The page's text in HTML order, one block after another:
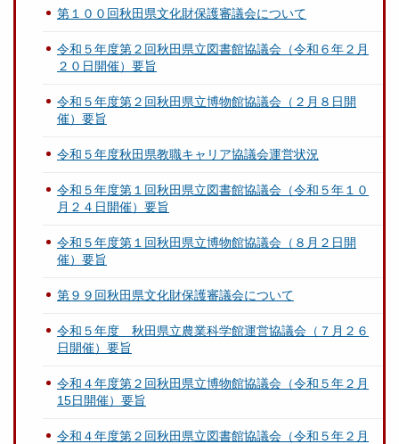
第１００回秋田県文化財保護審議会について
令和５年度第２回秋田県立図書館協議会（令和６年２月
２０日開催）要旨
令和５年度第２回秋田県立博物館協議会（２月８日開
催）要旨
令和５年度秋田県教職キャリア協議会運営状況
令和５年度第１回秋田県立図書館協議会（令和５年１０
月２４日開催）要旨
令和５年度第１回秋田県立博物館協議会（８月２日開
催）要旨
第９９回秋田県文化財保護審議会について
令和５年度 秋田県立農業科学館運営協議会（７月２６
日開催）要旨
令和４年度第２回秋田県立博物館協議会（令和５年２月
15日開催）要旨
令和４年度第２回秋田県立図書館協議会（令和５年２月